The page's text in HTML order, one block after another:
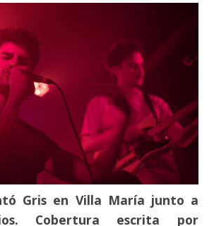
Gris en Villa María junto a
Cobertura escrita por